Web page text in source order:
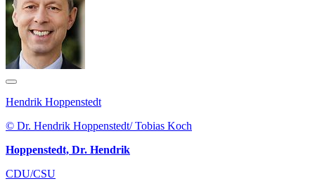
Hendrik Hoppenstedt
© Dr. Hendrik Hoppenstedt/ Tobias Koch
Hoppenstedt, Dr. Hendrik
CDU/CSU